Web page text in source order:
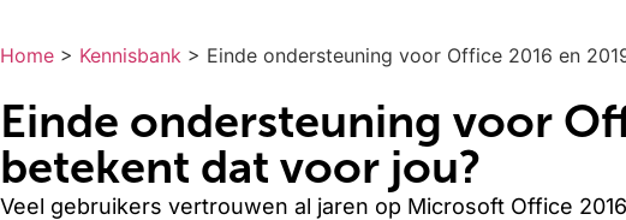
Home > Kennisbank > Einde ondersteuning voor Office 2016 en
Einde ondersteuning voor
betekent dat voor jou?
Veel gebruikers vertrouwen al jaren op Microsoft Office